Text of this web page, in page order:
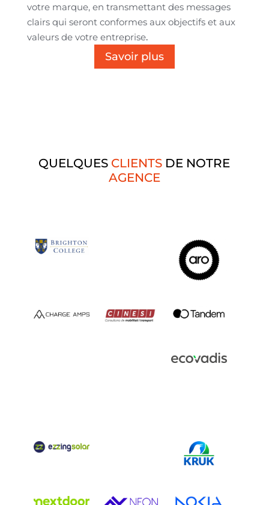
votre marque, en transmettant des messages
clairs qui seront conformes aux objectifs et aux
valeurs de votre entreprise.
Savoir plus
QUELQUES CLIENTS DE NOTRE
AGENCE